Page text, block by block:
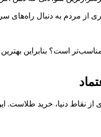
از مردم به دنبال راه‌های
است؟ بنابراین
دنیا، خرید طلاست.